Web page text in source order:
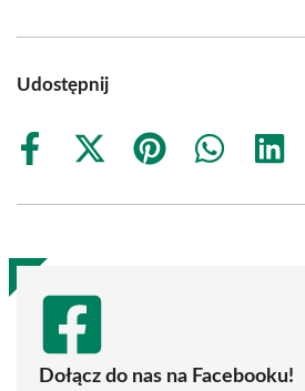
Udostępnij
Share
Share
(Twitter)
Share
Share
Share
Dołącz do nas na Facebooku!